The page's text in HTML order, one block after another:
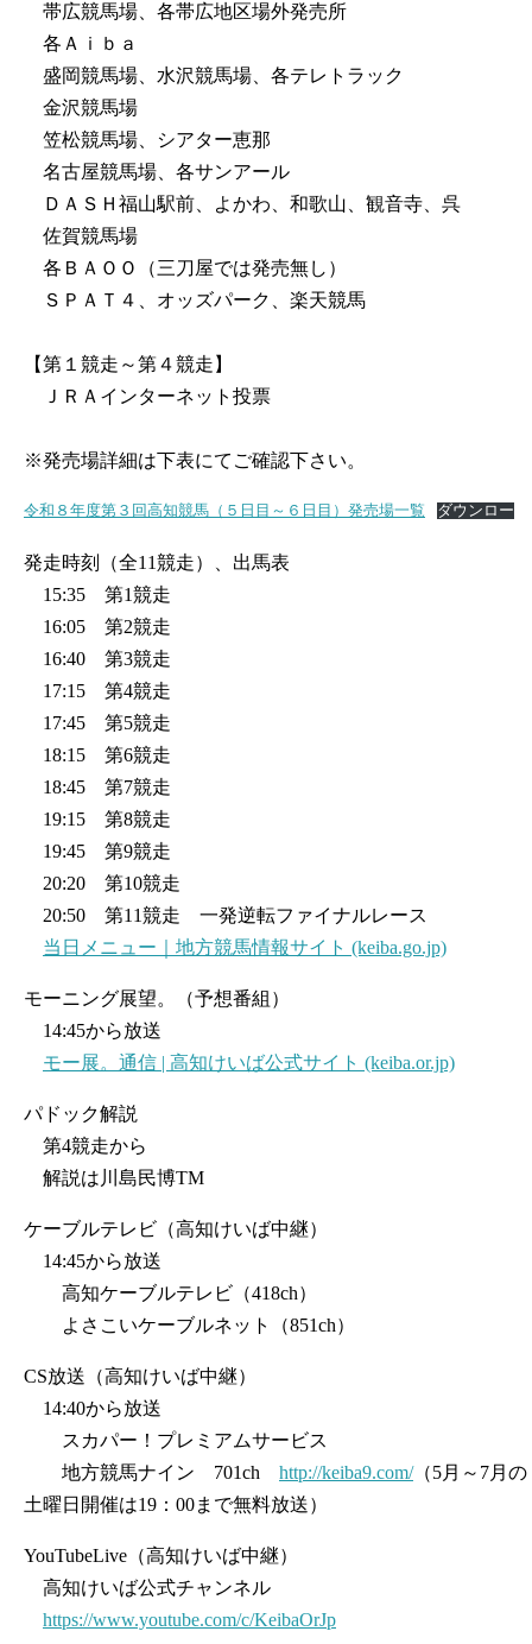
帯広競馬場、各帯広地区場外発売所
各Ａｉｂａ
盛岡競馬場、水沢競馬場、各テレトラック
金沢競馬場
笠松競馬場、シアター恵那
名古屋競馬場、各サンアール
ＤＡＳＨ福山駅前、よかわ、和歌山、観音寺、呉
佐賀競馬場
各ＢＡＯＯ（三刀屋では発売無し）
ＳＰＡＴ４、オッズパーク、楽天競馬
【第１競走～第４競走】
ＪＲＡインターネット投票
※発売場詳細は下表にてご確認下さい。
令和８年度第３回高知競馬（５日目～６日目）発売場一覧 ダウンロー
発走時刻（全11競走）、出馬表
15:35 第1競走
16:05 第2競走
16:40 第3競走
17:15 第4競走
17:45 第5競走
18:15 第6競走
18:45 第7競走
19:15 第8競走
19:45 第9競走
20:20 第10競走
20:50 第11競走 一発逆転ファイナルレース
当日メニュー｜地方競馬情報サイト (keiba.go.jp)
モーニング展望。（予想番組）
14:45から放送
モー展。通信 | 高知けいば公式サイト (keiba.or.jp)
パドック解説
第4競走から
解説は川島民博TM
ケーブルテレビ（高知けいば中継）
14:45から放送
高知ケーブルテレビ（418ch）
よさこいケーブルネット（851ch）
CS放送（高知けいば中継）
14:40から放送
スカパー！プレミアムサービス
地方競馬ナイン 701ch http://keiba9.com/（5月～7月の
土曜日開催は19：00まで無料放送）
YouTubeLive（高知けいば中継）
高知けいば公式チャンネル
https://www.youtube.com/c/KeibaOrJp